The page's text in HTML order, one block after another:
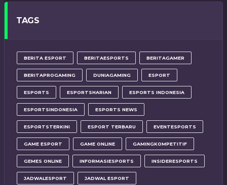
TAGS
BERITA ESPORT BERITAESPORTS BERITAGAMER
BERITAPROGAMING DUNIAGAMING ESPORT
ESPORTS ESPORTSHARIAN ESPORTS INDONESIA
ESPORTSINDONESIA ESPORTS NEWS
ESPORTSTERKINI ESPORT TERBARU EVENTESPORTS
GAME ESPORT GAME ONLINE GAMINGKOMPETITIF
GEMES ONLINE INFORMASIESPORTS INSIDERESPORTS
JADWALESPORT JADWAL ESPORT